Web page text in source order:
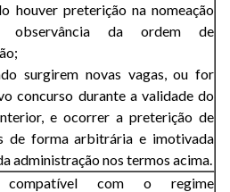
houver preterição na nomeação
da ordem de
surgirem novas vagas, ou for
concurso durante a validade do
e ocorrer a preterição de
de forma arbitrária e imotivada
administração nos termos acima.
com o regime